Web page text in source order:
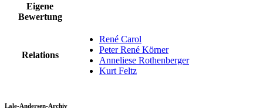
Eigene
Bewertung
Relations
René Carol
Peter René Körner
Anneliese Rothenberger
Kurt Feltz
Lale-Andersen-Archiv